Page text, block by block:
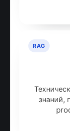
RAG
знаний,